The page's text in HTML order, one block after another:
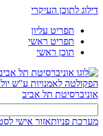
דילוג לתוכן העיקרי
תפריט עליון
תפריט ראשי
תוכן ראשי
הפקולטה לאמנויות ע"ש
אוניברסיטת תל אביב
מערכת פניותאזור אישי